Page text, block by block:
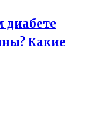
диабете
Какие